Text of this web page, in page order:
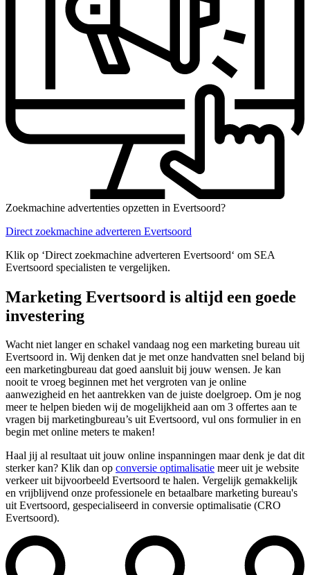
Zoekmachine advertenties opzetten in Evertsoord?
Direct zoekmachine adverteren Evertsoord
Klik op ‘Direct zoekmachine adverteren Evertsoord‘ om SEA
Evertsoord specialisten te vergelijken.
Marketing Evertsoord is altijd een goede
investering
Wacht niet langer en schakel vandaag nog een marketing bureau uit
Evertsoord in. Wij denken dat je met onze handvatten snel beland bij
een marketingbureau dat goed aansluit bij jouw wensen. Je kan
nooit te vroeg beginnen met het vergroten van je online
aanwezigheid en het aantrekken van de juiste doelgroep. Om je nog
meer te helpen bieden wij de mogelijkheid aan om 3 offertes aan te
vragen bij marketingbureau’s uit Evertsoord, vul ons formulier in en
begin met online meters te maken!
Haal jij al resultaat uit jouw online inspanningen maar denk je dat dit
sterker kan? Klik dan op conversie optimalisatie meer uit je website
verkeer uit bijvoorbeeld Evertsoord te halen. Vergelijk gemakkelijk
en vrijblijvend onze professionele en betaalbare marketing bureau's
uit Evertsoord, gespecialiseerd in conversie optimalisatie (CRO
Evertsoord).